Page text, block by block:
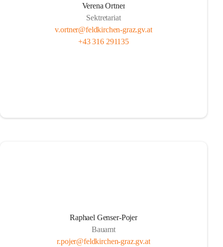
Verena Ortner
Sektretariat
v.ortner@feldkirchen-graz.gv.at
+43 316 291135
Raphael Genser-Pojer
Bauamt
r.pojer@feldkirchen-graz.gv.at